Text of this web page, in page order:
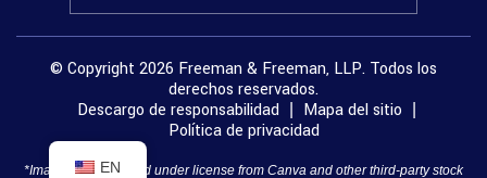
© Copyright 2026 Freeman & Freeman, LLP. Todos los
derechos reservados.
Descargo de responsabilidad
Mapa del sitio
Política de privacidad
*Images are obtained under license from Canva and other third-party stock
EN